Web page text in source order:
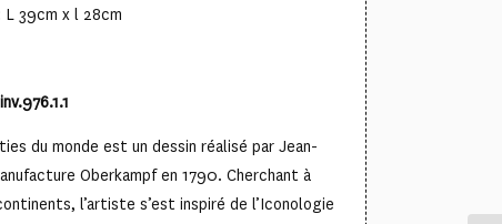
L 39cm x l 28cm
du monde est un dessin réalisé par Jean-
Oberkampf en 1790. Cherchant à
l’artiste s’est inspiré de l’Iconologie